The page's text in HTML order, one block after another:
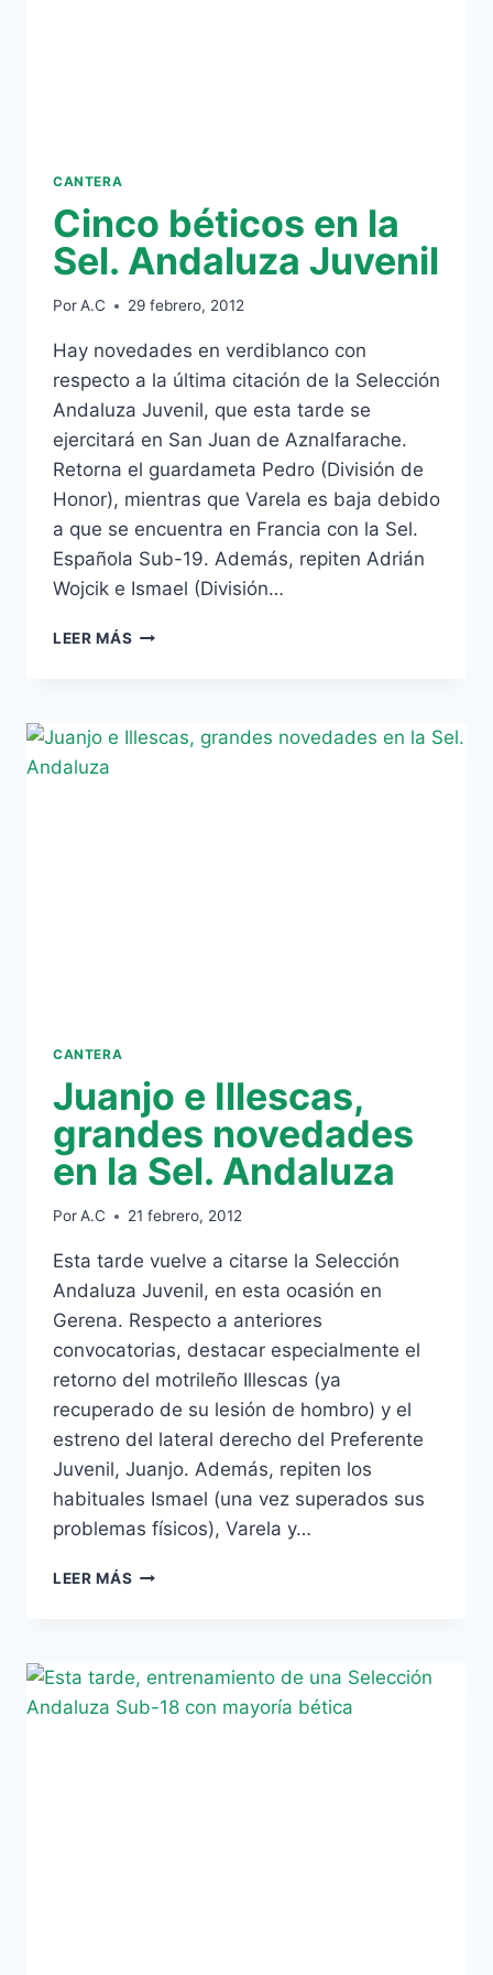
CANTERA
Cinco béticos en la
Sel. Andaluza Juvenil
PorA.C 29 febrero, 2012
Hay novedades en verdiblanco con
respecto a la última citación de la Selección
Andaluza Juvenil, que esta tarde se
ejercitará en San Juan de Aznalfarache.
Retorna el guardameta Pedro (División de
Honor), mientras que Varela es baja debido
a que se encuentra en Francia con la Sel.
Española Sub-19. Además, repiten Adrián
Wojcik e Ismael (División…
LEER MÁS CINCO
ANDALUZA
CANTERA
Juanjo e Illescas,
grandes novedades
en la Sel. Andaluza
PorA.C 21 febrero, 2012
Esta tarde vuelve a citarse la Selección
Andaluza Juvenil, en esta ocasión en
Gerena. Respecto a anteriores
convocatorias, destacar especialmente el
retorno del motrileño Illescas (ya
recuperado de su lesión de hombro) y el
estreno del lateral derecho del Preferente
Juvenil, Juanjo. Además, repiten los
habituales Ismael (una vez superados sus
problemas físicos), Varela y…
LEER MÁS JUANJO
EN
LA